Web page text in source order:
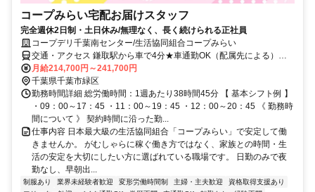
コープみらい宅配お届けスタッフ
完全週休2日制・土日休み/無理なく、長く続けられる正社員
コープデリ千葉南センター/生活協同組合コープみらい
交通・アクセス 鎌取駅から車で4分★車通勤OK（配属先による）※
配属先は、入職時期や各センターの人員状況を踏まえ、本人の希望を
考慮した上で、募集場所を含む通勤可能な範囲のセンターから決定し
ます。
月給214,700円～241,700円
千葉県千葉市緑区
勤務時間詳細 総労働時間：1週あたり38時間45分 【 基本シフト例 】
・09：00～17：45 ・11：00～19：45 ・12：00～20：45 《 勤務時
間について 》 契約時間に沿った勤...
仕事内容 日本最大級の生活協同組合「コープみらい」で安定して働
きませんか。 がむしゃらに稼ぐ働き方ではなく、家族との時間・生
活の安定を大切にしたい方に選ばれている職場です。 日勤のみで夜
勤なし、早朝出...
制服あり 業界未経験者歓迎 変形労働時間制 主婦・主夫歓迎
資格取得支援あり